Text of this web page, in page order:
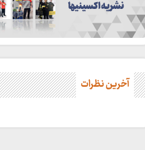
آخرین نظرات